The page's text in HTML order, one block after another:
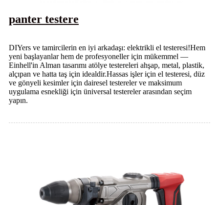
panter testere
DIYers ve tamircilerin en iyi arkadaşı: elektrikli el testeresi!Hem
yeni başlayanlar hem de profesyoneller için mükemmel —
Einhell'in Alman tasarımı atölye testereleri ahşap, metal, plastik,
alçıpan ve hatta taş için idealdir.Hassas işler için el testeresi, düz
ve gönyeli kesimler için dairesel testereler ve maksimum
uygulama esnekliği için üniversal testereler arasından seçim
yapın.